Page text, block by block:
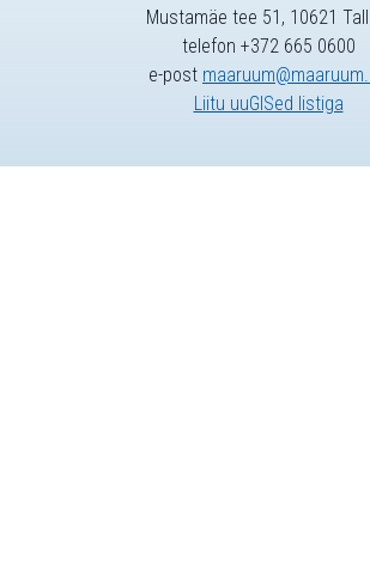
Mustamäe tee 51, 10621
telefon +372 665 0600
e-post
Liitu uuGISed listiga